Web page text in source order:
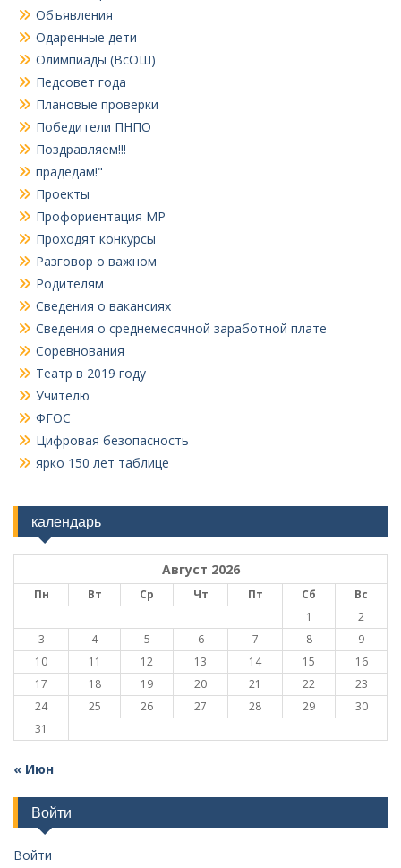
Объявления
Одаренные дети
Олимпиады (ВсОШ)
Педсовет года
Плановые проверки
Победители ПНПО
Поздравляем!!!
прадедам!"
Проекты
Профориентация МР
Проходят конкурсы
Разговор о важном
Родителям
Сведения о вакансиях
Сведения о среднемесячной заработной плате
Соревнования
Театр в 2019 году
Учителю
ФГОС
Цифровая безопасность
ярко 150 лет таблице
календарь
Август 2026
Пн Вт Ср Чт Пт Сб
Вс
1
2
3
4 5 6 7 8
9
10
11 12 13 14 15
16
17
18 19 20 21 22
23
24
25 26 27 28 29
30
31
« Июн
Войти
Войти